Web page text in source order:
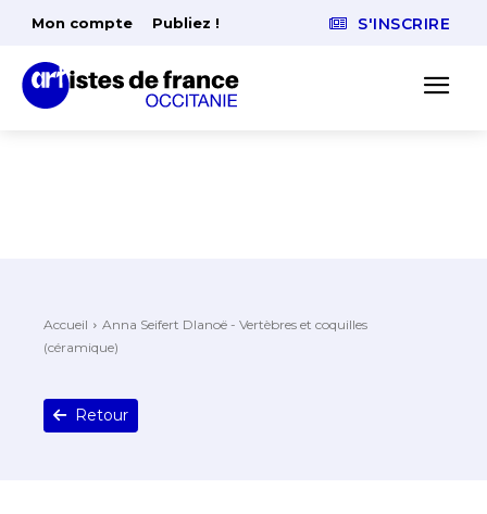
Mon compte Publiez ! S'INSCRIRE
Accueil
Anna Seifert Dlanoë - Vertèbres et coquilles
(céramique)
Retour